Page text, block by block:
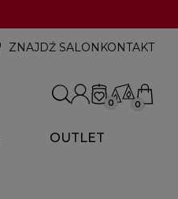
ZNAJDŹ SALON KONTAKT
0 0
OUTLET